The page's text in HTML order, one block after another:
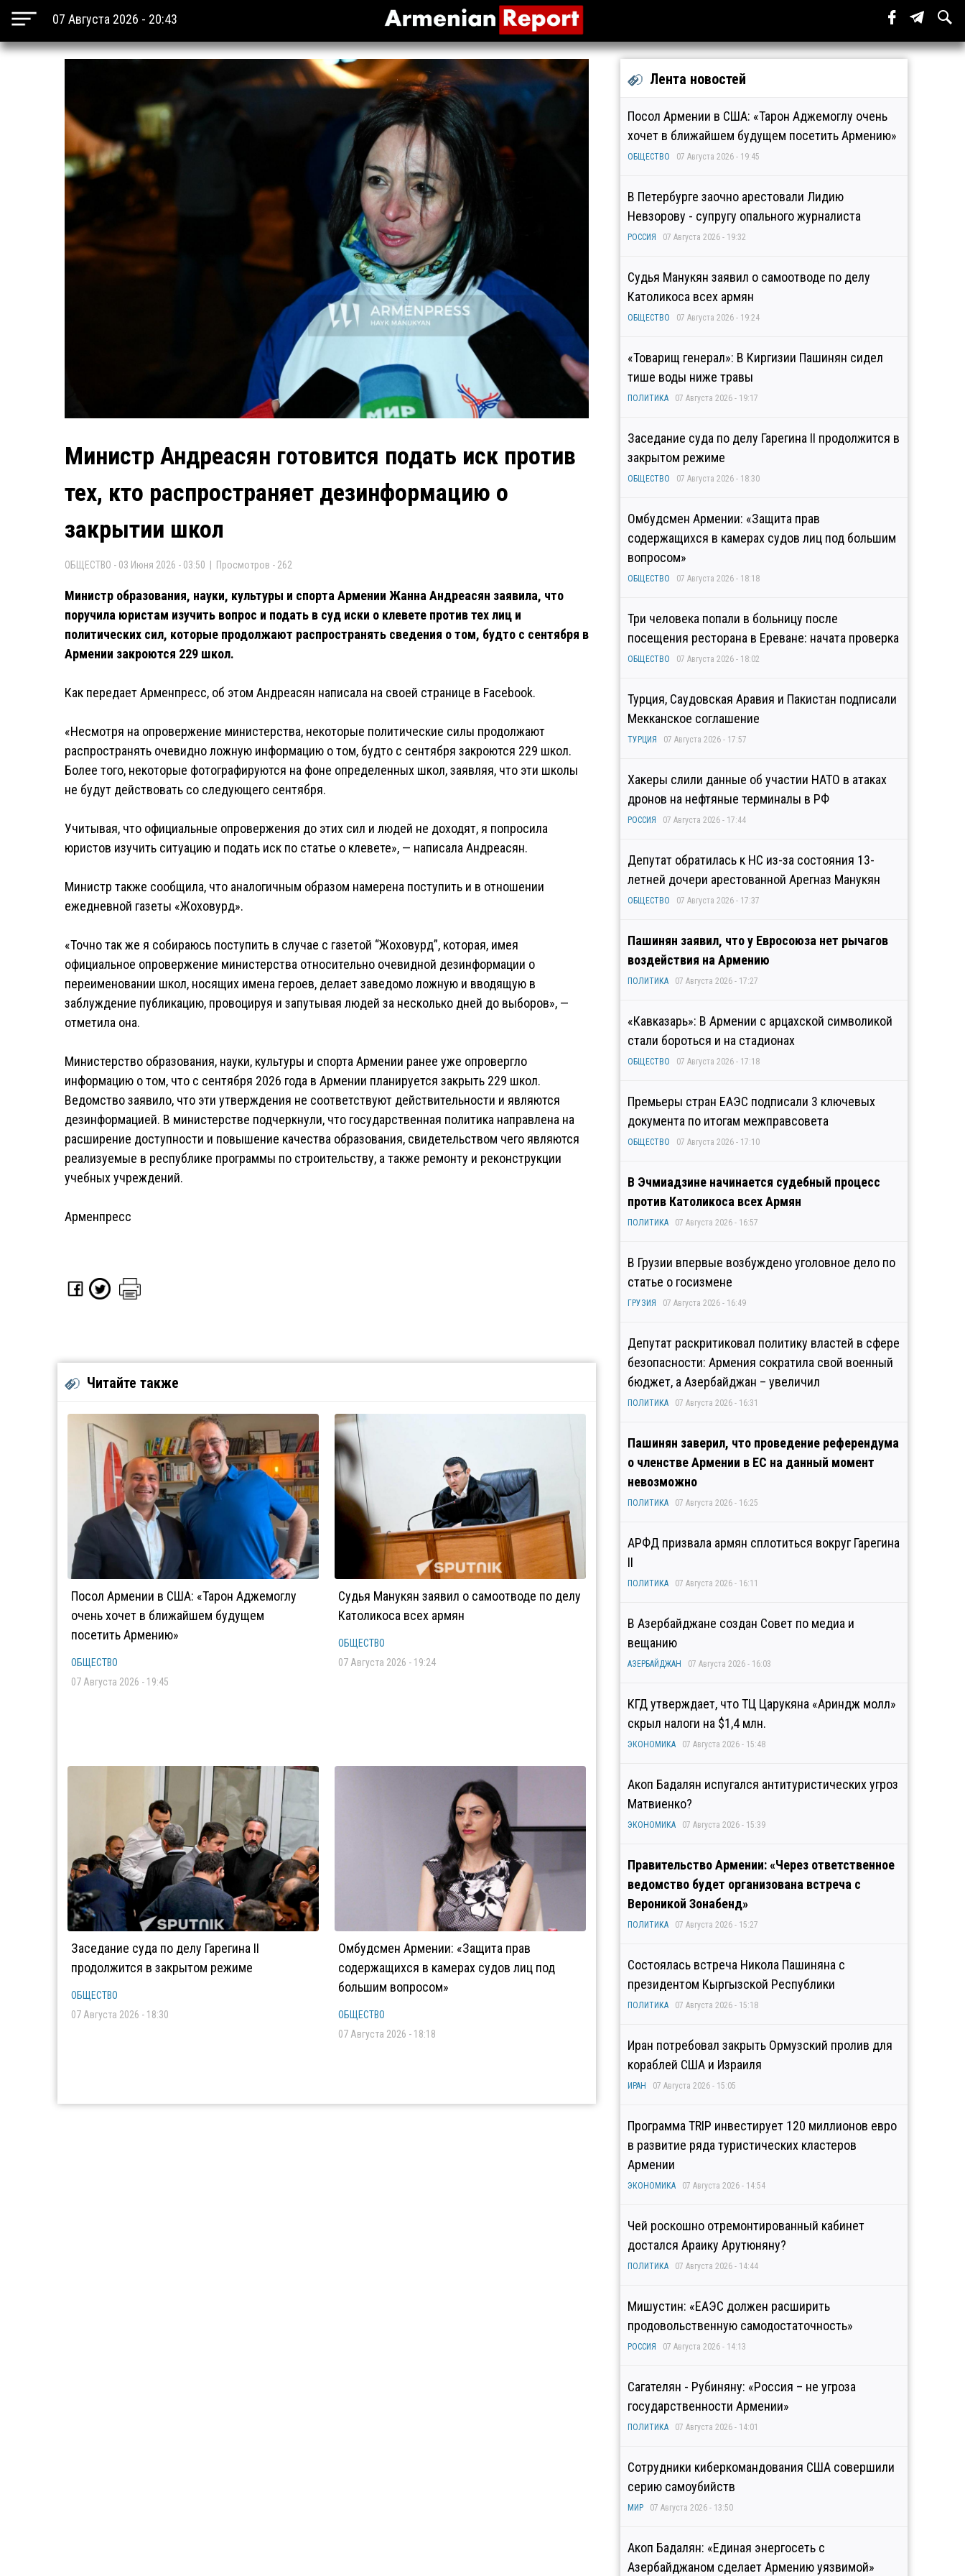
07 Августа 2026 - 20:43
Министр Андреасян готовится подать иск против
тех, кто распространяет дезинформацию о
закрытии школ
ОБЩЕСТВО - 03 Июня 2026 - 03:50 | Просмотров - 262
Министр образования, науки, культуры и спорта Армении Жанна Андреасян заявила, что
поручила юристам изучить вопрос и подать в суд иски о клевете против тех лиц и
политических сил, которые продолжают распространять сведения о том, будто с сентября в
Армении закроются 229 школ.
Как передает Арменпресс, об этом Андреасян написала на своей странице в Facebook.
«Несмотря на опровержение министерства, некоторые политические силы продолжают
распространять очевидно ложную информацию о том, будто с сентября закроются 229 школ.
Более того, некоторые фотографируются на фоне определенных школ, заявляя, что эти школы
не будут действовать со следующего сентября.
Учитывая, что официальные опровержения до этих сил и людей не доходят, я попросила
юристов изучить ситуацию и подать иск по статье о клевете», — написала Андреасян.
Министр также сообщила, что аналогичным образом намерена поступить и в отношении
ежедневной газеты «Жоховурд».
«Точно так же я собираюсь поступить в случае с газетой “Жоховурд”, которая, имея
официальное опровержение министерства относительно очевидной дезинформации о
переименовании школ, носящих имена героев, делает заведомо ложную и вводящую в
заблуждение публикацию, провоцируя и запутывая людей за несколько дней до выборов», —
отметила она.
Министерство образования, науки, культуры и спорта Армении ранее уже опровергло
информацию о том, что с сентября 2026 года в Армении планируется закрыть 229 школ.
Ведомство заявило, что эти утверждения не соответствуют действительности и являются
дезинформацией. В министерстве подчеркнули, что государственная политика направлена на
расширение доступности и повышение качества образования, свидетельством чего являются
реализуемые в республике программы по строительству, а также ремонту и реконструкции
учебных учреждений.
Арменпресс
Читайте также
Посол Армении в США: «Тарон Аджемоглу
очень хочет в ближайшем будущем
посетить Армению»
ОБЩЕСТВО
07 Августа 2026 - 19:45
Судья Манукян заявил о самоотводе по делу
Католикоса всех армян
ОБЩЕСТВО
07 Августа 2026 - 19:24
Заседание суда по делу Гарегина II
продолжится в закрытом режиме
ОБЩЕСТВО
07 Августа 2026 - 18:30
Омбудсмен Армении: «Защита прав
содержащихся в камерах судов лиц под
большим вопросом»
ОБЩЕСТВО
07 Августа 2026 - 18:18
Лента новостей
Посол Армении в США: «Тарон Аджемоглу очень
хочет в ближайшем будущем посетить Армению»
ОБЩЕСТВО 07 Августа 2026 - 19:45
В Петербурге заочно арестовали Лидию
Невзорову - супругу опального журналиста
РОССИЯ 07 Августа 2026 - 19:32
Судья Манукян заявил о самоотводе по делу
Католикоса всех армян
ОБЩЕСТВО 07 Августа 2026 - 19:24
«Товарищ генерал»: В Киргизии Пашинян сидел
тише воды ниже травы
ПОЛИТИКА 07 Августа 2026 - 19:17
Заседание суда по делу Гарегина II продолжится в
закрытом режиме
ОБЩЕСТВО 07 Августа 2026 - 18:30
Омбудсмен Армении: «Защита прав
содержащихся в камерах судов лиц под большим
вопросом»
ОБЩЕСТВО 07 Августа 2026 - 18:18
Три человека попали в больницу после
посещения ресторана в Ереване: начата проверка
ОБЩЕСТВО 07 Августа 2026 - 18:02
Турция, Саудовская Аравия и Пакистан подписали
Мекканское соглашение
ТУРЦИЯ 07 Августа 2026 - 17:57
Хакеры слили данные об участии НАТО в атаках
дронов на нефтяные терминалы в РФ
РОССИЯ 07 Августа 2026 - 17:44
Депутат обратилась к НС из-за состояния 13-
летней дочери арестованной Арегназ Манукян
ОБЩЕСТВО 07 Августа 2026 - 17:37
Пашинян заявил, что у Евросоюза нет рычагов
воздействия на Армению
ПОЛИТИКА 07 Августа 2026 - 17:27
«Кавказарь»: В Армении с арцахской символикой
стали бороться и на стадионах
ОБЩЕСТВО 07 Августа 2026 - 17:18
Премьеры стран ЕАЭС подписали 3 ключевых
документа по итогам межправсовета
ОБЩЕСТВО 07 Августа 2026 - 17:10
В Эчмиадзине начинается судебный процесс
против Католикоса всех Армян
ПОЛИТИКА 07 Августа 2026 - 16:57
В Грузии впервые возбуждено уголовное дело по
статье о госизмене
ГРУЗИЯ 07 Августа 2026 - 16:49
Депутат раскритиковал политику властей в сфере
безопасности: Армения сократила свой военный
бюджет, а Азербайджан – увеличил
ПОЛИТИКА 07 Августа 2026 - 16:31
Пашинян заверил, что проведение референдума
о членстве Армении в ЕС на данный момент
невозможно
ПОЛИТИКА 07 Августа 2026 - 16:25
АРФД призвала армян сплотиться вокруг Гарегина
II
ПОЛИТИКА 07 Августа 2026 - 16:11
В Азербайджане создан Совет по медиа и
вещанию
АЗЕРБАЙДЖАН 07 Августа 2026 - 16:03
КГД утверждает, что ТЦ Царукяна «Ариндж молл»
скрыл налоги на $1,4 млн.
ЭКОНОМИКА 07 Августа 2026 - 15:48
Акоп Бадалян испугался антитуристических угроз
Матвиенко?
ЭКОНОМИКА 07 Августа 2026 - 15:39
Правительство Армении: «Через ответственное
ведомство будет организована встреча с
Вероникой Зонабенд»
ПОЛИТИКА 07 Августа 2026 - 15:27
Состоялась встреча Никола Пашиняна с
президентом Кыргызской Республики
ПОЛИТИКА 07 Августа 2026 - 15:18
Иран потребовал закрыть Ормузский пролив для
кораблей США и Израиля
ИРАН 07 Августа 2026 - 15:05
Программа TRIP инвестирует 120 миллионов евро
в развитие ряда туристических кластеров
Армении
ЭКОНОМИКА 07 Августа 2026 - 14:54
Чей роскошно отремонтированный кабинет
достался Араику Арутюняну?
ПОЛИТИКА 07 Августа 2026 - 14:44
Мишустин: «ЕАЭС должен расширить
продовольственную самодостаточность»
РОССИЯ 07 Августа 2026 - 14:13
Сагателян - Рубиняну: «Россия – не угроза
государственности Армении»
ПОЛИТИКА 07 Августа 2026 - 14:01
Сотрудники киберкомандования США совершили
серию самоубийств
МИР 07 Августа 2026 - 13:50
Акоп Бадалян: «Единая энергосеть с
Азербайджаном сделает Армению уязвимой»